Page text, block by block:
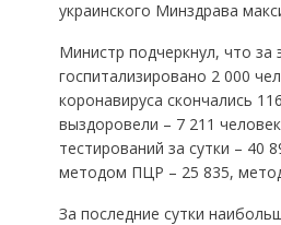
украинского Минздрава
Министр подчеркнул, что
госпитализировано 2 000
коронавируса скончались
выздоровели – 7 211
тестирований за сутки – 40
методом ПЦР – 25 835,
За последние сутки